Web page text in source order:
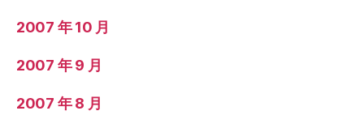
2007 年 10 月
2007 年 9 月
2007 年 8 月